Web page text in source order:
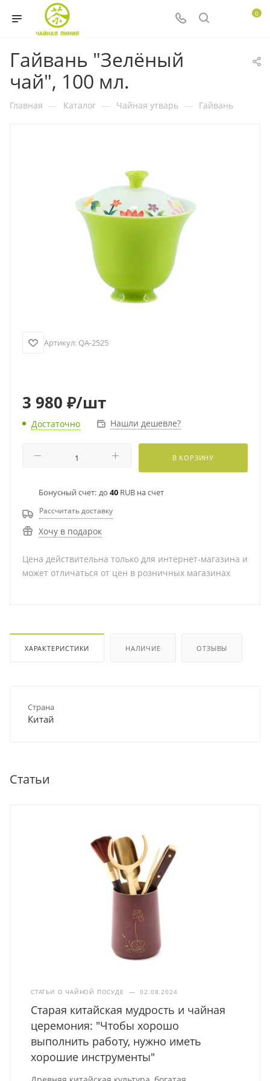
0
Гайвань "Зелёный
чай", 100 мл.
Главная — Каталог — Чайная утварь — Гайвань
Артикул: QA-2525
3 980 ₽/шт
Достаточно Нашли дешевле?
В КОРЗИНУ
Бонусный счет: до 40 RUB на счет
Рассчитать доставку
Хочу в подарок
Цена действительна только для интернет-магазина и
может отличаться от цен в розничных магазинах
ХАРАКТЕРИСТИКИ НАЛИЧИЕ ОТЗЫВЫ
Страна
Китай
Статьи
СТАТЬИ О ЧАЙНОЙ ПОСУДЕ — 02.08.2024
Старая китайская мудрость и чайная
церемония: "Чтобы хорошо
выполнить работу, нужно иметь
хорошие инструменты"